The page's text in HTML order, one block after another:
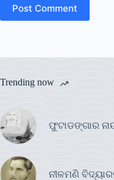
Post Comment
Trending now
ଫୁଟାଡଙ୍ଗାର
ନୀଳମଣି